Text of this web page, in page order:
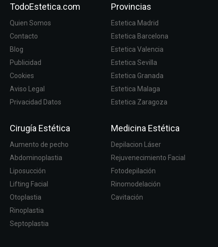
TodoEstetica.com
Quien Somos
Contacto
Blog
Publicidad
Cookies
Aviso Legal
Privacidad Datos
Provincias
Estetica Madrid
Estetica Barcelona
Estetica Valencia
Estetica Sevilla
Estetica Granada
Estetica Malaga
Estetica Zaragoza
Cirugía Estética
Aumento de pecho
Abdominoplastia
Liposucción
Lifting Facial
Otoplastia
Rinoplastia
Septoplastia
Medicina Estética
Depilacion Láser
Rejuvenecimiento Facial
Fotodepilación
Rinomodelación
Cavitación